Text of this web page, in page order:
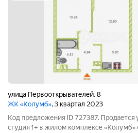
улица Первооткрывателей,8
ЖК «Колумб», 3 квартал 2023
Код предложения ID 727387. Продается
студия 1+ в жилом комплексе «Колумб»